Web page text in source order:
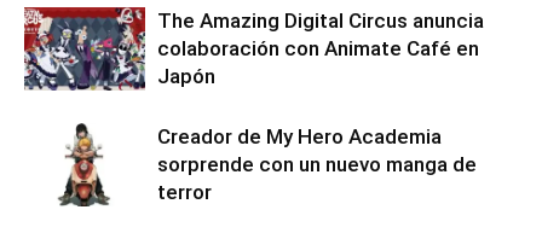
The Amazing Digital Circus anuncia
colaboración con Animate Café en
Japón
Creador de My Hero Academia
sorprende con un nuevo manga de
terror